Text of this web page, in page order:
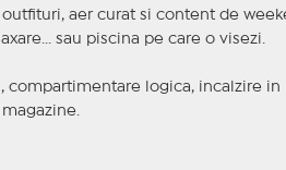
aer curat si content de
sau piscina pe care o visezi.
compartimentare logica, incalzire in